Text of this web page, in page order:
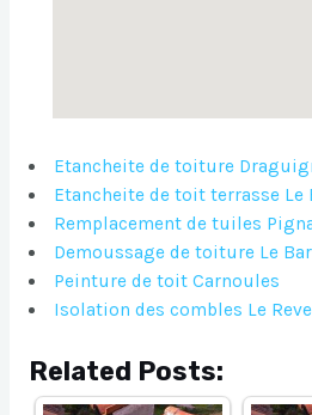
Etancheite de toiture
Etancheite de toit terrasse Le
Remplacement de tuiles
Demoussage de toiture Le
Peinture de toit Carnoules
Isolation des combles Le
Related Posts: